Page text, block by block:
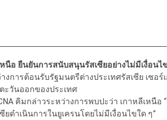
นือ ยืนยันการสนับสนุนรัสเซียอย่างไม่มีเงื่อนไ
การต้อนรับรัฐมนตรีต่างประเทศรัสเซีย เซอ
ะวันออกของประเทศ
คิมกล่าวระหว่างการพบปะว่า เกาหลีเหนือ
ดำเนินการในยูเครนโดยไม่มีเงื่อนไขใด ๆ”